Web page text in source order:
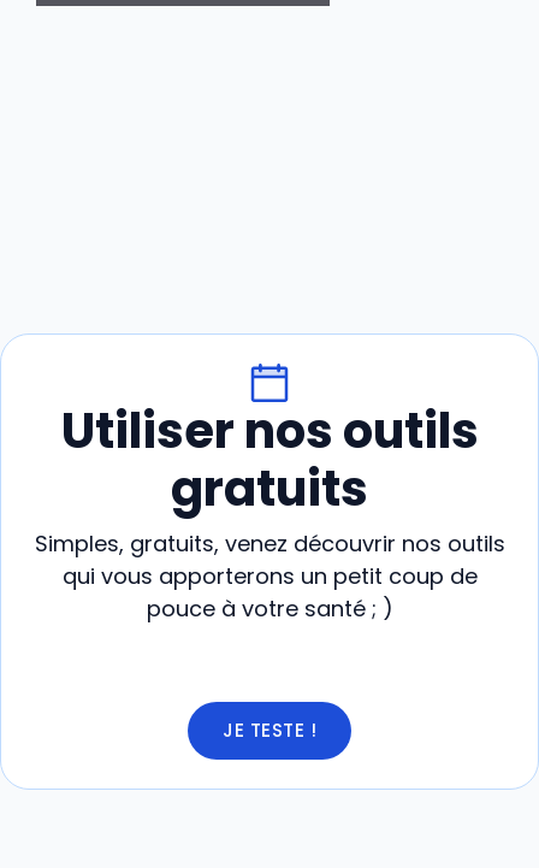
Utiliser nos outils
gratuits
Simples, gratuits, venez découvrir nos outils
qui vous apporterons un petit coup de
pouce à votre santé ; )
JE TESTE !